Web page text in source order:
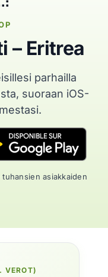
– Eritrea
parhailla
suoraan iOS-
asiakkaiden
VEROT)